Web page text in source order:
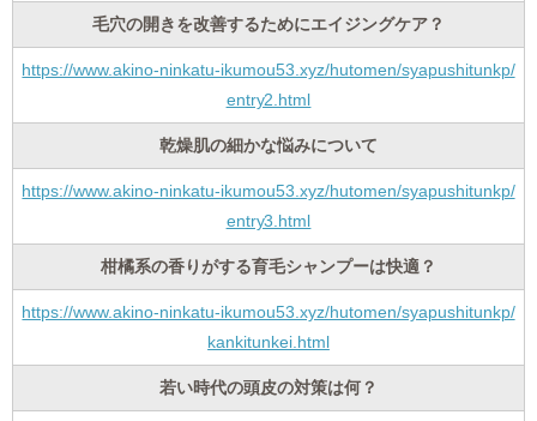
毛穴の開きを改善するためにエイジングケア？
https://www.akino-ninkatu-ikumou53.xyz/hutomen/syapushitunkp/
entry2.html
乾燥肌の細かな悩みについて
https://www.akino-ninkatu-ikumou53.xyz/hutomen/syapushitunkp/
entry3.html
柑橘系の香りがする育毛シャンプーは快適？
https://www.akino-ninkatu-ikumou53.xyz/hutomen/syapushitunkp/
kankitunkei.html
若い時代の頭皮の対策は何？